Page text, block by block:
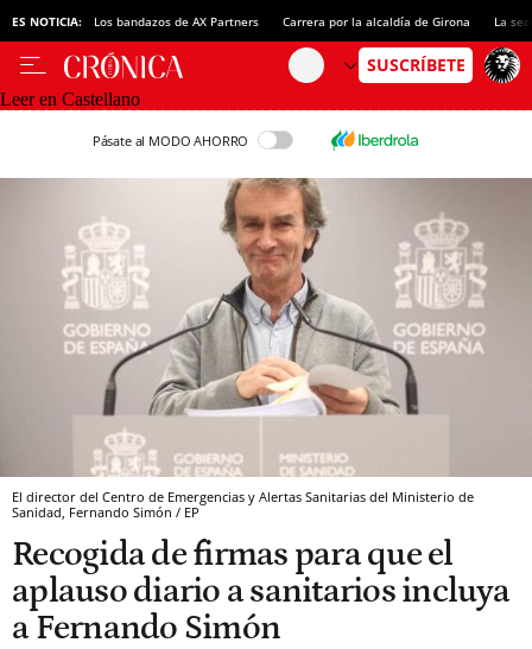
ES NOTICIA: Los bandazos de AX Partners Carrera por la alcaldía de Girona La
Leer en Castellano
Pásate al MODO AHORRO
El director del Centro de Emergencias y Alertas Sanitarias del Ministerio de
Sanidad, Fernando Simón / EP
Recogida de firmas para que el
aplauso diario a sanitarios incluya
a Fernando Simón